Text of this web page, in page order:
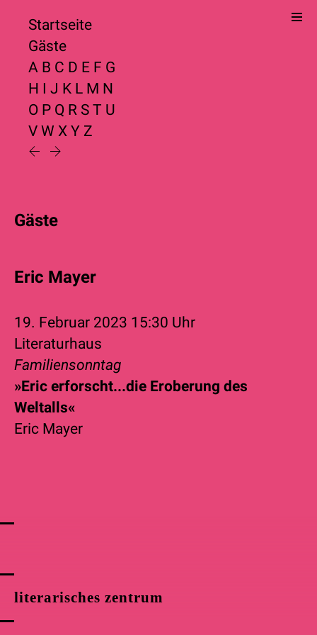
literarisches zentrum
Startseite
Gäste
A B C D E F G
H I J K L M N
O P Q R S T U
V W X Y Z
Gäste
Eric Mayer
19. Februar 2023 15:30 Uhr
Literaturhaus
Familiensonntag
»Eric erforscht...die Eroberung des
Weltalls«
Eric Mayer